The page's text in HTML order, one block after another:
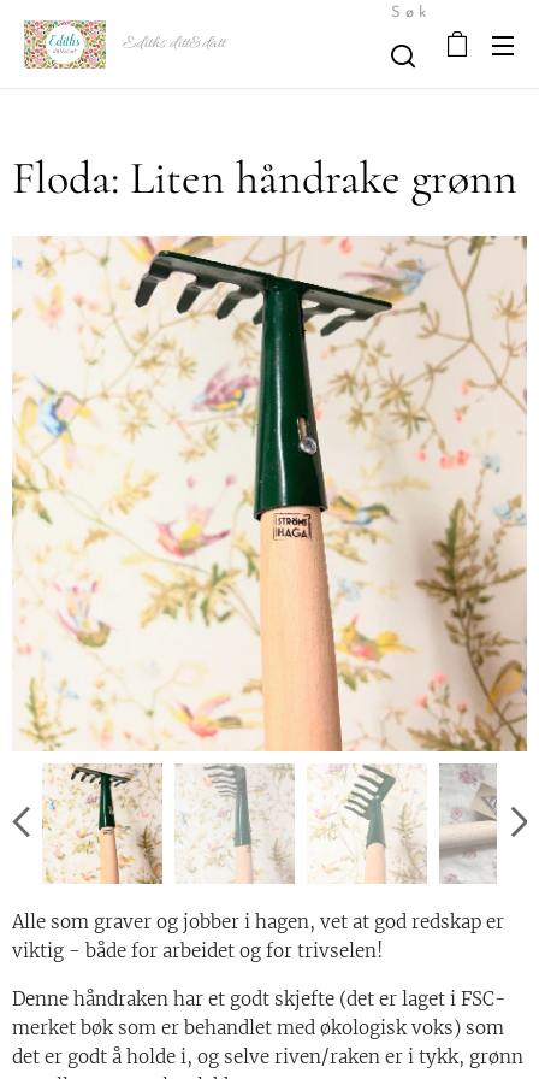
Ediths ditt&datt
Søk
Floda: Liten håndrake grønn
Alle som graver og jobber i hagen, vet at god redskap er
viktig - både for arbeidet og for trivselen!
Denne håndraken har et godt skjefte (det er laget i FSC-
merket bøk som er behandlet med økologisk voks) som
det er godt å holde i, og selve riven/raken er i tykk, grønn